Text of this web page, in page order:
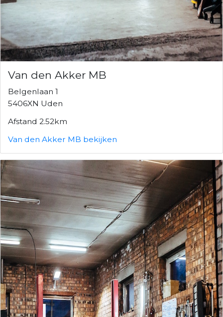
Van den Akker MB
Belgenlaan 1
5406XN Uden
Afstand 2.52km
Van den Akker MB bekijken